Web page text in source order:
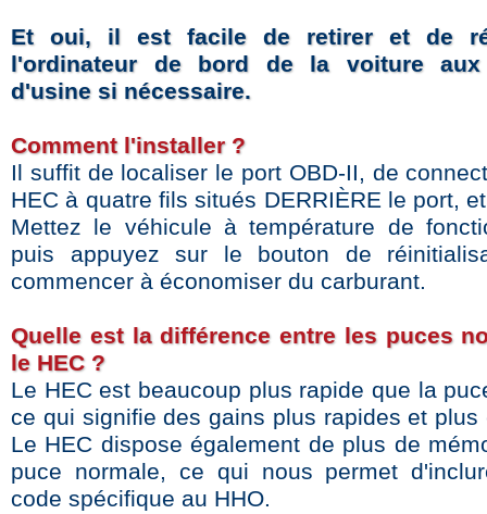
Et oui, il est facile de retirer et de
l'ordinateur de bord de la voiture aux
d'usine si nécessaire.
Comment l'installer ?
Il suffit de localiser le port OBD-II, de
HEC à quatre fils situés DERRIÈRE le port,
Mettez le véhicule à température de
puis appuyez sur le bouton de
commencer à économiser du carburant.
Quelle est la différence entre les puces
le HEC ?
Le HEC est beaucoup plus rapide que la
ce qui signifie des gains plus rapides et plus
Le HEC dispose également de plus de
puce normale, ce qui nous permet
code spécifique au HHO.